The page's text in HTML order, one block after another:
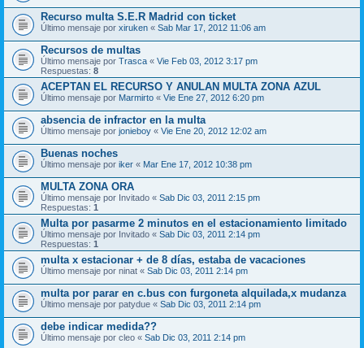
Recurso multa S.E.R Madrid con ticket
Último mensaje por xiruken « Sab Mar 17, 2012 11:06 am
Recursos de multas
Último mensaje por Trasca « Vie Feb 03, 2012 3:17 pm
Respuestas: 8
ACEPTAN EL RECURSO Y ANULAN MULTA ZONA AZUL
Último mensaje por Marmirto « Vie Ene 27, 2012 6:20 pm
absencia de infractor en la multa
Último mensaje por jonieboy « Vie Ene 20, 2012 12:02 am
Buenas noches
Último mensaje por iker « Mar Ene 17, 2012 10:38 pm
MULTA ZONA ORA
Último mensaje por Invitado « Sab Dic 03, 2011 2:15 pm
Respuestas: 1
Multa por pasarme 2 minutos en el estacionamiento limitado
Último mensaje por Invitado « Sab Dic 03, 2011 2:14 pm
Respuestas: 1
multa x estacionar + de 8 días, estaba de vacaciones
Último mensaje por ninat « Sab Dic 03, 2011 2:14 pm
multa por parar en c.bus con furgoneta alquilada,x mudanza
Último mensaje por patydue « Sab Dic 03, 2011 2:14 pm
debe indicar medida??
Último mensaje por cleo « Sab Dic 03, 2011 2:14 pm